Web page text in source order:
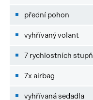
přední pohon
vyhřívaný volant
7 rychlostních
7x airbag
vyhřívaná sedadla